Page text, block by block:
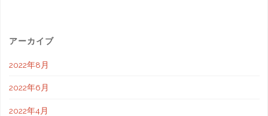
アーカイブ
2022年8月
2022年6月
2022年4月